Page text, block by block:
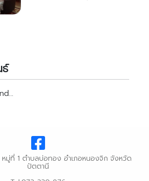
มู่ที่ 1 ตำบลบ่อทอง อำเภอหนองจิก จังหวัด
ปัตตานี